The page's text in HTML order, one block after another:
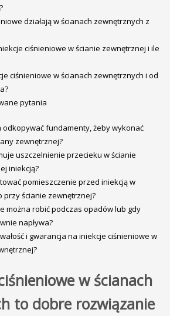
działają w ścianach zewnętrznych z
ciśnieniowe w ścianie zewnętrznej i ile
ciśnieniowe w ścianach zewnętrznych i od
pytania
odkopywać fundamenty, żeby wykonać
zewnętrznej?
uszczelnienie przecieku w ścianie
iniekcją?
pomieszczenie przed iniekcją w
przy ścianie zewnętrznej?
można robić podczas opadów lub gdy
napływa?
i gwarancja na iniekcje ciśnieniowe w
w ścianach
to dobre rozwiązanie